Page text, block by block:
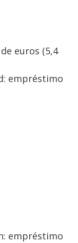
euros (5,4
empréstimo
empréstimo